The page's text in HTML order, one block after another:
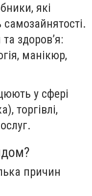
які
здоров’я:
манікюр,
у сфері
торгівлі,
причин